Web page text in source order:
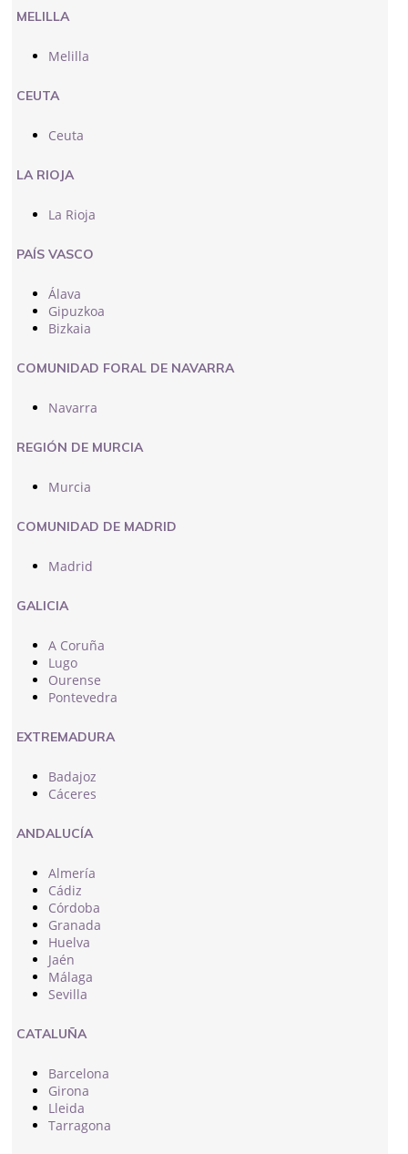
MELILLA
Melilla
CEUTA
Ceuta
LA RIOJA
La Rioja
PAÍS VASCO
Álava
Gipuzkoa
Bizkaia
COMUNIDAD FORAL DE NAVARRA
Navarra
REGIÓN DE MURCIA
Murcia
COMUNIDAD DE MADRID
Madrid
GALICIA
A Coruña
Lugo
Ourense
Pontevedra
EXTREMADURA
Badajoz
Cáceres
ANDALUCÍA
Almería
Cádiz
Córdoba
Granada
Huelva
Jaén
Málaga
Sevilla
CATALUÑA
Barcelona
Girona
Lleida
Tarragona